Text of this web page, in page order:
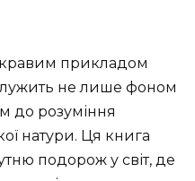
прикладом
не лише фоном
до розуміння
натури. Ця книга
подорож у світ, де